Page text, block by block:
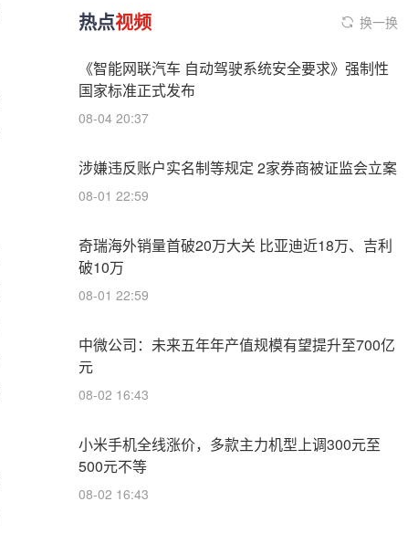
热点视频 换一换
《智能网联汽车 自动驾驶系统安全要求》强制性
国家标准正式发布
08-04 20:37
涉嫌违反账户实名制等规定 2家券商被证监会立案
08-01 22:59
奇瑞海外销量首破20万大关 比亚迪近18万、吉利
破10万
08-01 22:59
中微公司：未来五年年产值规模有望提升至700亿
元
08-02 16:43
小米手机全线涨价，多款主力机型上调300元至
500元不等
08-02 16:43